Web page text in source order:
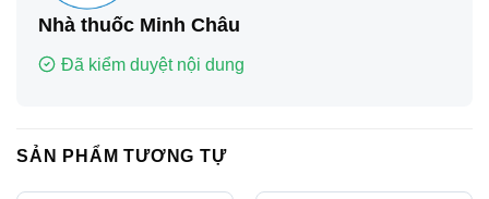
Nhà thuốc Minh Châu
Đã kiểm duyệt nội dung
SẢN PHẨM TƯƠNG TỰ